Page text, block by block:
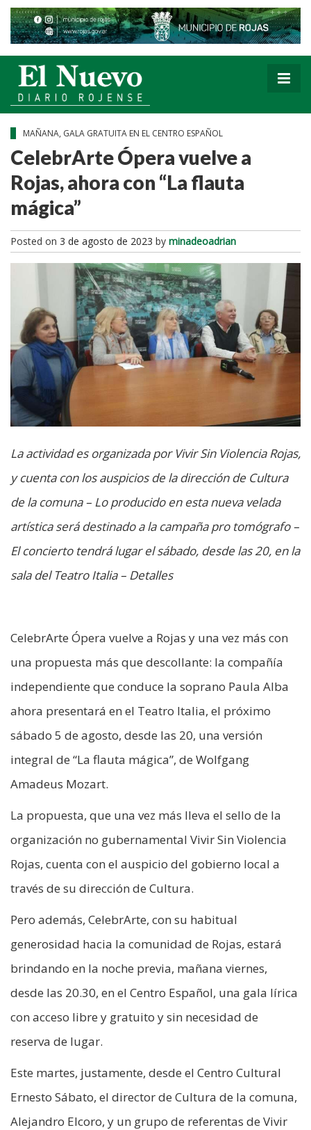
MAÑANA, GALA GRATUITA EN EL CENTRO ESPAÑOL
CelebrArte Ópera vuelve a
Rojas, ahora con “La flauta
mágica”
Posted on 3 de agosto de 2023 by minadeoadrian
La actividad es organizada por Vivir Sin Violencia Rojas,
y cuenta con los auspicios de la dirección de Cultura
de la comuna – Lo producido en esta nueva velada
artística será destinado a la campaña pro tomógrafo –
El concierto tendrá lugar el sábado, desde las 20, en la
sala del Teatro Italia – Detalles
CelebrArte Ópera vuelve a Rojas y una vez más con
una propuesta más que descollante: la compañía
independiente que conduce la soprano Paula Alba
ahora presentará en el Teatro Italia, el próximo
sábado 5 de agosto, desde las 20, una versión
integral de “La flauta mágica”, de Wolfgang
Amadeus Mozart.
La propuesta, que una vez más lleva el sello de la
organización no gubernamental Vivir Sin Violencia
Rojas, cuenta con el auspicio del gobierno local a
través de su dirección de Cultura.
Pero además, CelebrArte, con su habitual
generosidad hacia la comunidad de Rojas, estará
brindando en la noche previa, mañana viernes,
desde las 20.30, en el Centro Español, una gala lírica
con acceso libre y gratuito y sin necesidad de
reserva de lugar.
Este martes, justamente, desde el Centro Cultural
Ernesto Sábato, el director de Cultura de la comuna,
Alejandro Elcoro, y un grupo de referentas de Vivir